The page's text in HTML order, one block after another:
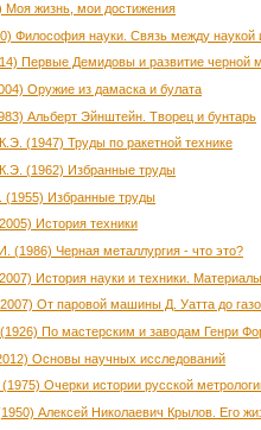
Моя жизнь, мои достижения
Философия науки. Связь между
Первые Демидовы и развитие черной
Оружие из дамаска и булата
Альберт Эйнштейн. Творец и бунтарь
К.Э. (1947) Труды по ракетной технике
(1962) Избранные труды
Избранные труды
История техники
(1986) Черная металлургия - что это?
История науки и техники. Материалы
От паровой машины Д. Уатта до
По мастерским и заводам Генри
Основы научных исследований
Очерки истории русской
Алексей Николаевич Крылов. Его